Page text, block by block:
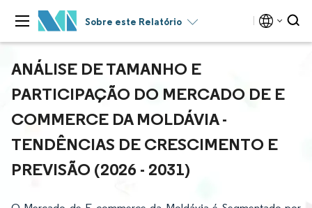
Sobre este Relatório
ANÁLISE DE TAMANHO E
PARTICIPAÇÃO DO MERCADO DE E
COMMERCE DA MOLDÁVIA -
TENDÊNCIAS DE CRESCIMENTO E
PREVISÃO (2026 - 2031)